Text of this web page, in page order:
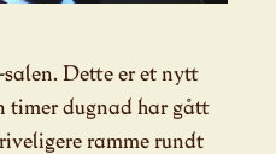
Dette er et nytt
timer dugnad har gått
ramme rundt